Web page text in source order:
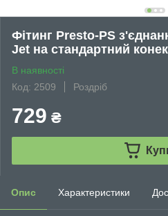
Фітинг Presto-PS
Jet на стандартний
В наявності
Код: 2509
Роздріб
729 ₴
Опис Характеристики